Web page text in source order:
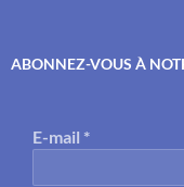
ABONNEZ-VOUS À
E-mail *